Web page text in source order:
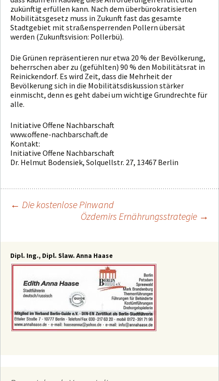
zukünftig erfüllen kann. Nach dem überbürokratisierten
Mobilitätsgesetz muss in Zukunft fast das gesamte
Stadtgebiet mit straßensperrenden Pollern übersät
werden (Zukunftsvision: Pollerbü).
Die Grünen repräsentieren nur etwa 20 % der Bevölkerung,
beherrschen aber zu (gefühlten) 90 % den Mobilitätsrat in
Reinickendorf. Es wird Zeit, dass die Mehrheit der
Bevölkerung sich in die Mobilitätsdiskussion stärker
einmischt, denn es geht dabei um wichtige Grundrechte für
alle.
Initiative Offene Nachbarschaft
www.offene-nachbarschaft.de
Kontakt:
Initiative Offene Nachbarschaft
Dr. Helmut Bodensiek, Solquellstr. 27, 13467 Berlin
Beitragsnavigation
← Die kostenlose Pinwand
Özdemirs Ernährungsstrategie →
Dipl. Ing., Dipl. Slaw. Anna Haase